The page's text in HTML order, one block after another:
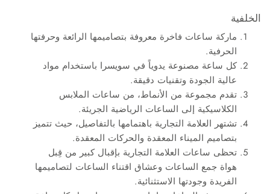
الخلفية
ماركة ساعات فاخرة معروفة بتصاميمها الرائعة وحرفتها
الحرفية.
كل ساعة مصنوعة يدوياً في سويسرا باستخدام مواد
عالية الجودة وتقنيات دقيقة.
تقدم مجموعة من الأنماط، من ساعات الملابس
الكلاسيكية إلى الساعات الرياضية الجريئة.
تشتهر العلامة التجارية باهتمامها بالتفاصيل، حيث تتميز
بتصاميم الميناء المعقدة والحركات المعقدة.
تحظى ساعات العلامة التجارية بإقبال كبير من قِبل
هواة جمع الساعات وعشاق اقتناء الساعات لتصاميمها
الفريدة وجودتها الاستثنائية.